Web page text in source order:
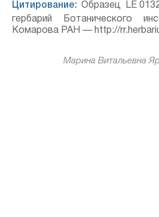
Цитирование: Образец LE
гербарий Ботанического
Комарова РАН — http://
Марина Витальевна